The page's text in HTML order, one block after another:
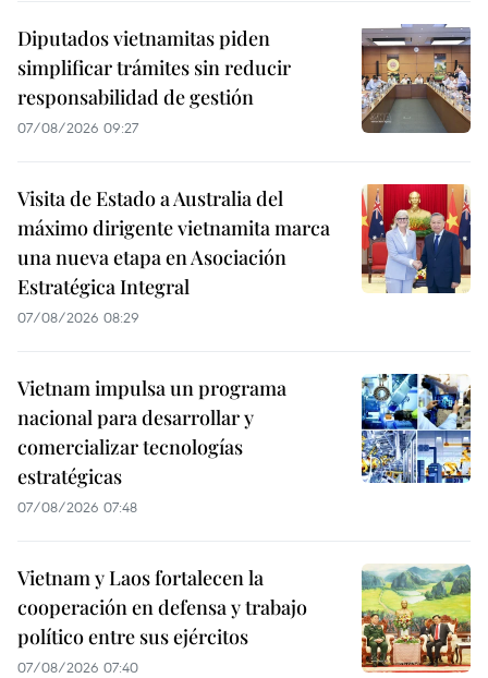
Diputados vietnamitas piden
simplificar trámites sin reducir
responsabilidad de gestión
07/08/2026 09:27
Visita de Estado a Australia del
máximo dirigente vietnamita marca
una nueva etapa en Asociación
Estratégica Integral
07/08/2026 08:29
Vietnam impulsa un programa
nacional para desarrollar y
comercializar tecnologías
estratégicas
07/08/2026 07:48
Vietnam y Laos fortalecen la
cooperación en defensa y trabajo
político entre sus ejércitos
07/08/2026 07:40